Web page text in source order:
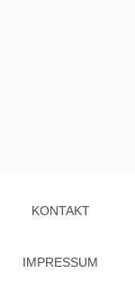
KONTAKT
IMPRESSUM